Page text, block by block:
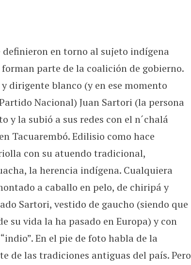
en torno al sujeto indígena
parte de la coalición de gobierno.
dirigente blanco (y en ese momento
Nacional) Juan Sartori (la persona
y la subió a sus redes con el n´chalá
Tacuarembó. Edilisio como hace
con su atuendo tradicional,
la herencia indígena. Cualquiera
a caballo en pelo, de chiripá y
Sartori, vestido de gaucho (siendo que
su vida la ha pasado en Europa) y con
En el pie de foto habla de la
de las tradiciones antiguas del país. Pero